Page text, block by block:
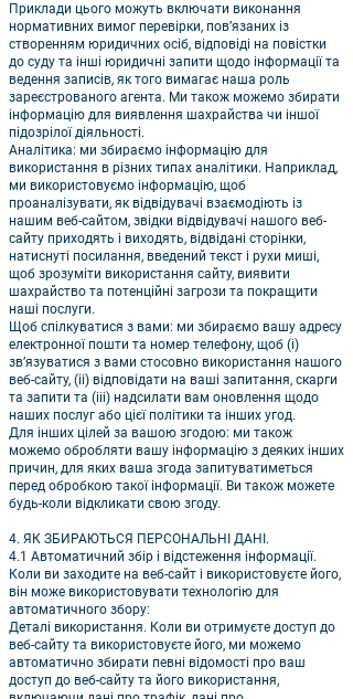
Приклади цього можуть включати виконання
нормативних вимог перевірки, пов’язаних із
створенням юридичних осіб, відповіді на повістки
до суду та інші юридичні запити щодо інформації та
ведення записів, як того вимагає наша роль
зареєстрованого агента. Ми також можемо збирати
інформацію для виявлення шахрайства чи іншої
підозрілої діяльності.
Аналітика: ми збираємо інформацію для
використання в різних типах аналітики. Наприклад,
ми використовуємо інформацію, щоб
проаналізувати, як відвідувачі взаємодіють із
нашим веб-сайтом, звідки відвідувачі нашого веб-
сайту приходять і виходять, відвідані сторінки,
натиснуті посилання, введений текст і рухи миші,
щоб зрозуміти використання сайту, виявити
шахрайство та потенційні загрози та покращити
наші послуги.
Щоб спілкуватися з вами: ми збираємо вашу адресу
електронної пошти та номер телефону, щоб (i)
зв’язуватися з вами стосовно використання нашого
веб-сайту, (ii) відповідати на ваші запитання, скарги
та запити та (iii) надсилати вам оновлення щодо
наших послуг або цієї політики та інших угод.
Для інших цілей за вашою згодою: ми також
можемо обробляти вашу інформацію з деяких інших
причин, для яких ваша згода запитуватиметься
перед обробкою такої інформації. Ви також можете
будь-коли відкликати свою згоду.
4. ЯК ЗБИРАЮТЬСЯ ПЕРСОНАЛЬНІ ДАНІ.
4.1 Автоматичний збір і відстеження інформації.
Коли ви заходите на веб-сайт і використовуєте його,
він може використовувати технологію для
автоматичного збору:
Деталі використання. Коли ви отримуєте доступ до
веб-сайту та використовуєте його, ми можемо
автоматично збирати певні відомості про ваш
доступ до веб-сайту та його використання,